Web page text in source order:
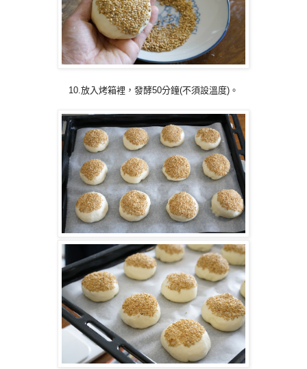
10.放入烤箱裡，發酵50分鐘(不須設溫度)。